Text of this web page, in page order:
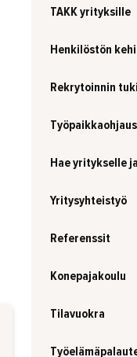
TAKK yrityksille
Henkilöstön
Rekrytoinnin tuki
Työpaikkaohjaus
Hae yritykselle
Yritysyhteistyö
Referenssit
Konepajakoulu
Tilavuokra